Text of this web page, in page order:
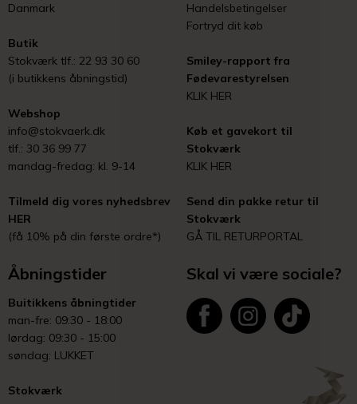
Danmark
Butik
Stokværk tlf.: 22 93 30 60
(i butikkens åbningstid)
Webshop
info@stokvaerk.dk
tlf.: 30 36 99 77
mandag-fredag: kl. 9-14
Tilmeld dig vores nyhedsbrev
HER
(få 10% på din første ordre*)
Handelsbetingelser
Fortryd dit køb
Smiley-rapport fra
Fødevarestyrelsen
KLIK HER
Køb et gavekort til
Stokværk
KLIK HER
Send din pakke retur til
Stokværk
GÅ TIL RETURPORTAL
Åbningstider
Buitikkens åbningtider
man-fre: 09:30 - 18:00
lørdag: 09:30 - 15:00
søndag: LUKKET
Stokværk
Skal vi være sociale?